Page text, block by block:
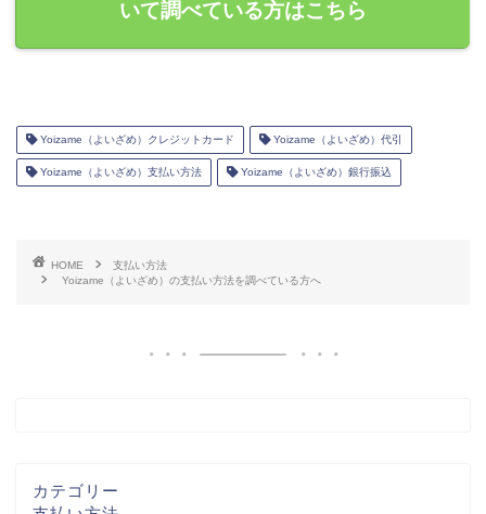
いて調べている方はこちら
Yoizame（よいざめ）クレジットカード Yoizame（よいざめ）代引
Yoizame（よいざめ）支払い方法 Yoizame（よいざめ）銀行振込
HOME
支払い方法
Yoizame（よいざめ）の支払い方法を調べている方へ
カテゴリー